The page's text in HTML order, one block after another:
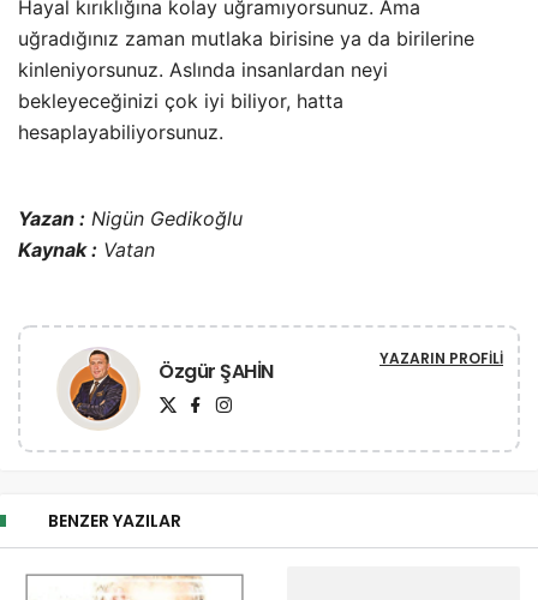
Hayal kırıklığına kolay uğramıyorsunuz. Ama
uğradığınız zaman mutlaka birisine ya da birilerine
kinleniyorsunuz. Aslında insanlardan neyi
bekleyeceğinizi çok iyi biliyor, hatta
hesaplayabiliyorsunuz.
Yazan : Nigün Gedikoğlu
Kaynak : Vatan
Özgür ŞAHİN YAZARIN PROFILI
BENZER YAZILAR